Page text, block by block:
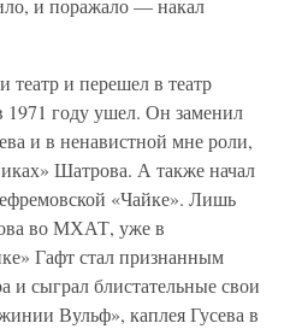
и поражало — накал
театр и перешел в театр
1971 году ушел. Он заменил
и в ненавистной мне роли,
Шатрова. А также начал
«Чайке». Лишь
во МХАТ, уже в
Гафт стал признанным
и сыграл блистательные свои
Вульф», каплея Гусева в